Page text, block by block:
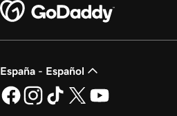
España - Español